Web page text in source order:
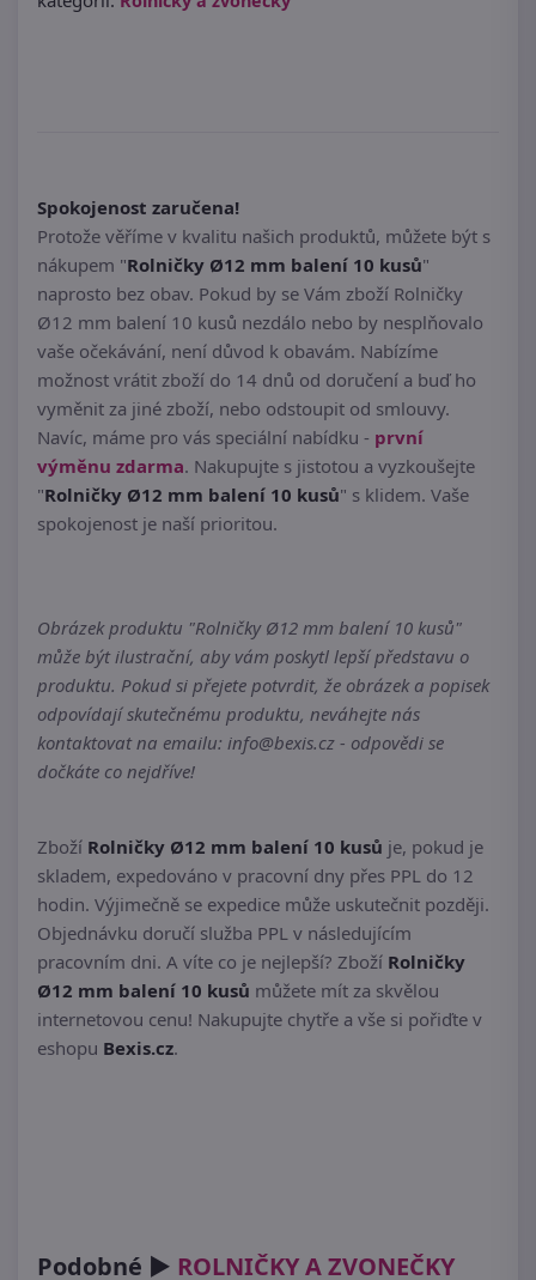
Spokojenost zaručena!
Protože věříme v kvalitu našich produktů, můžete být s
nákupem "Rolničky Ø12 mm balení 10 kusů"
naprosto bez obav. Pokud by se Vám zboží Rolničky
Ø12 mm balení 10 kusů nezdálo nebo by nesplňovalo
vaše očekávání, není důvod k obavám. Nabízíme
možnost vrátit zboží do 14 dnů od doručení a buď ho
vyměnit za jiné zboží, nebo odstoupit od smlouvy.
Navíc, máme pro vás speciální nabídku - první
výměnu zdarma. Nakupujte s jistotou a vyzkoušejte
"Rolničky Ø12 mm balení 10 kusů" s klidem. Vaše
spokojenost je naší prioritou.
Obrázek produktu "Rolničky Ø12 mm balení 10 kusů"
může být ilustrační, aby vám poskytl lepší představu o
produktu. Pokud si přejete potvrdit, že obrázek a popisek
odpovídají skutečnému produktu, neváhejte nás
kontaktovat na emailu: info@bexis.cz - odpovědi se
dočkáte co nejdříve!
Zboží Rolničky Ø12 mm balení 10 kusů je, pokud je
skladem, expedováno v pracovní dny přes PPL do 12
hodin. Výjimečně se expedice může uskutečnit později.
Objednávku doručí služba PPL v následujícím
pracovním dni. A víte co je nejlepší? Zboží Rolničky
Ø12 mm balení 10 kusů můžete mít za skvělou
internetovou cenu! Nakupujte chytře a vše si pořiďte v
eshopu Bexis.cz.
Podobné ► ROLNIČKY A ZVONEČKY